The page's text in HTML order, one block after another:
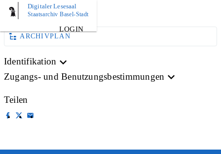
Digitaler Lesesaal
Staatsarchiv Basel-Stadt
LOGIN
AKTE
ARCHIVPLAN
Identifikation
Zugangs- und Benutzungsbestimmungen
Teilen